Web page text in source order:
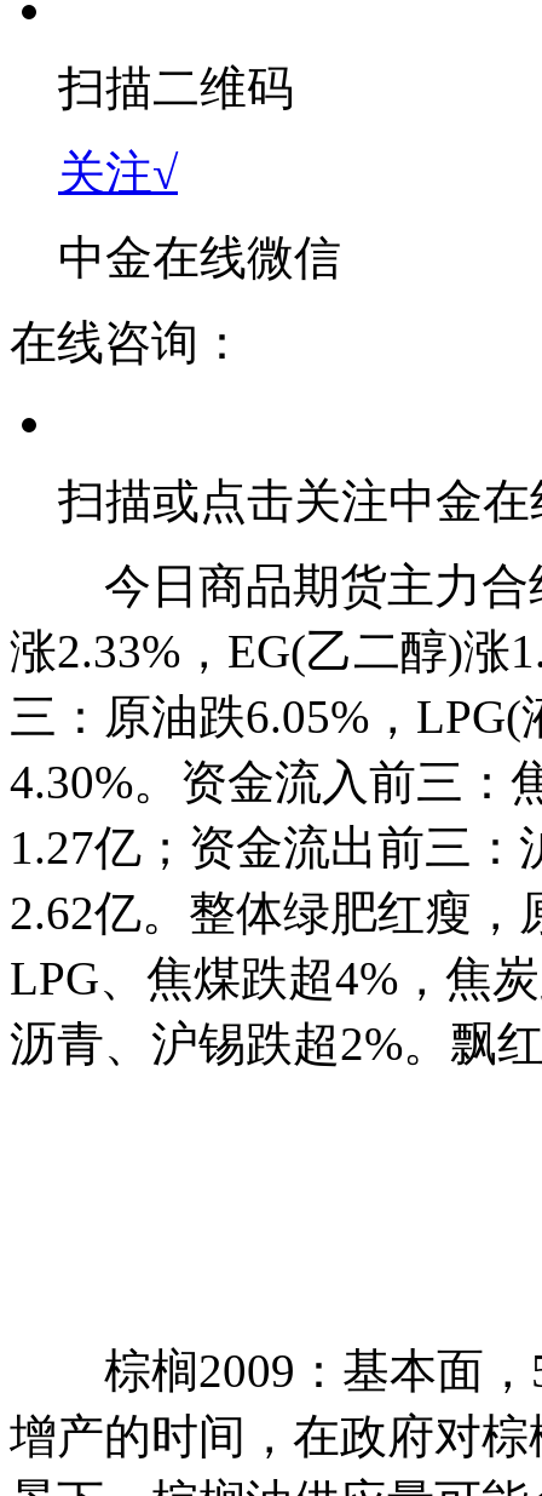
扫描二维码
关注√
中金在线微信
在线咨询：
扫描或点击关注中金
今日商品期货主力合
涨2.33%，EG(乙二醇)涨
三：原油跌6.05%，
4.30%。资金流入前三：
1.27亿；资金流出前三：
2.62亿。整体绿肥红瘦
LPG、焦煤跌超4%，焦
沥青、沪锡跌超2%。飘
棕榈2009：基本面，
增产的时间，在政府对